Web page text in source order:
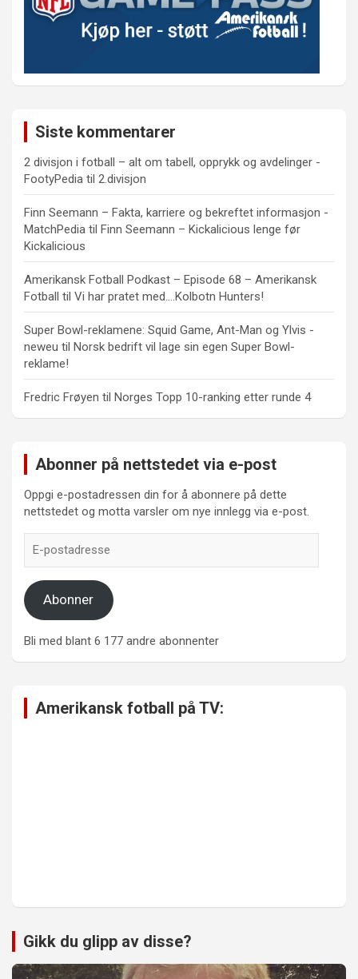
Siste kommentarer
2 divisjon i fotball – alt om tabell, opprykk og avdelinger -
FootyPedia til 2.divisjon
Finn Seemann – Fakta, karriere og bekreftet informasjon -
MatchPedia til Finn Seemann – Kickalicious lenge før
Kickalicious
Amerikansk Fotball Podkast – Episode 68 – Amerikansk
Fotball til Vi har pratet med….Kolbotn Hunters!
Super Bowl-reklamene: Squid Game, Ant-Man og Ylvis -
neweu til Norsk bedrift vil lage sin egen Super Bowl-
reklame!
Fredric Frøyen til Norges Topp 10-ranking etter runde 4
Abonner på nettstedet via e-post
Oppgi e-postadressen din for å abonnere på dette
nettstedet og motta varsler om nye innlegg via e-post.
postadresse
Abonner
Bli med blant 6 177 andre abonnenter
Amerikansk fotball på TV:
Gikk du glipp av disse?